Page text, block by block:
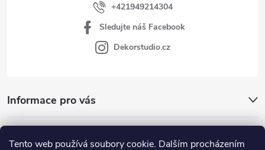
Tento web používá soubory cookie. Dalším procházením
Informace pro vás
+421949214304
Sledujte náš Facebook
Dekorstudio.cz